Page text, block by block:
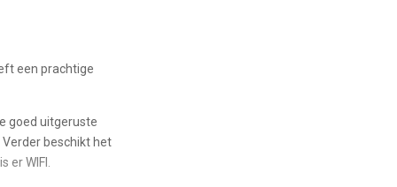
een prachtige
goed uitgeruste
beschikt het
er WIFI.